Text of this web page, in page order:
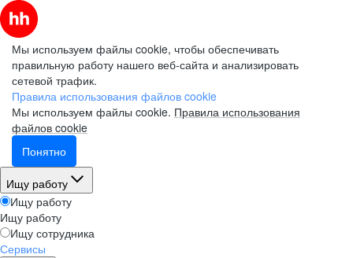
Мы используем файлы cookie, чтобы обеспечивать
правильную работу нашего веб-сайта и анализировать
сетевой трафик.
Правила использования файлов cookie
Мы используем файлы cookie. Правила использования
файлов cookie
Понятно
Ищу работу
Ищу работу
Ищу работу
Ищу сотрудника
Сервисы